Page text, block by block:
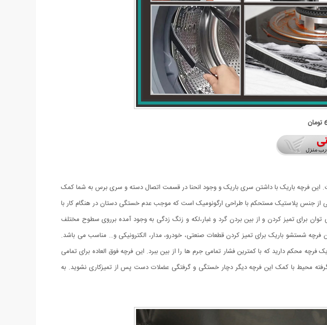
فرچه باریک با داشتن سری باریک و وجود انحنا در قسمت اتصال دسته و سری برس به شما کمک
از جنس پلاستیک مستحکم با طراحی ارگونومیک است که موجب عدم خستگی دستان در هنگام کار با
برای تمیز کردن و از بین بردن گرد و غبار،لکه و زنگ زدگی به وجود آمده برروی سطوح مختلف
شستشو باریک برای تمیز کردن قطعات صنعتی، خودرو، مدار، الکترونیکی و… مناسب می باشد.
محکم دارید که با کمترین فشار تمامی جرم ها را از بین ببرد. این فرچه فوق العاده برای تمامی
محیط با کمک این فرچه دیگر دچار خستگی و گرفتگی عضلات دست پس از تمیزکاری نشوید. به